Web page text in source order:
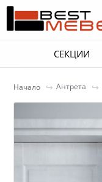
СЕКЦИИ
Начало Антрета